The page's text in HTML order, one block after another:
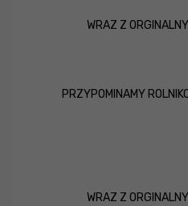
WRAZ Z
PRZYPOMINAMY
WRAZ Z